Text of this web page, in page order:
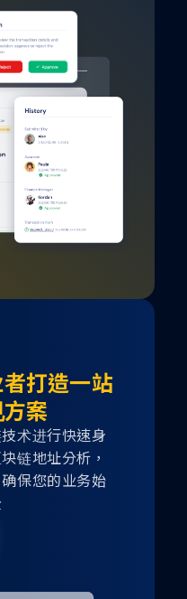
打造一站
案
术进行快速身
链地址分析，
保您的业务始